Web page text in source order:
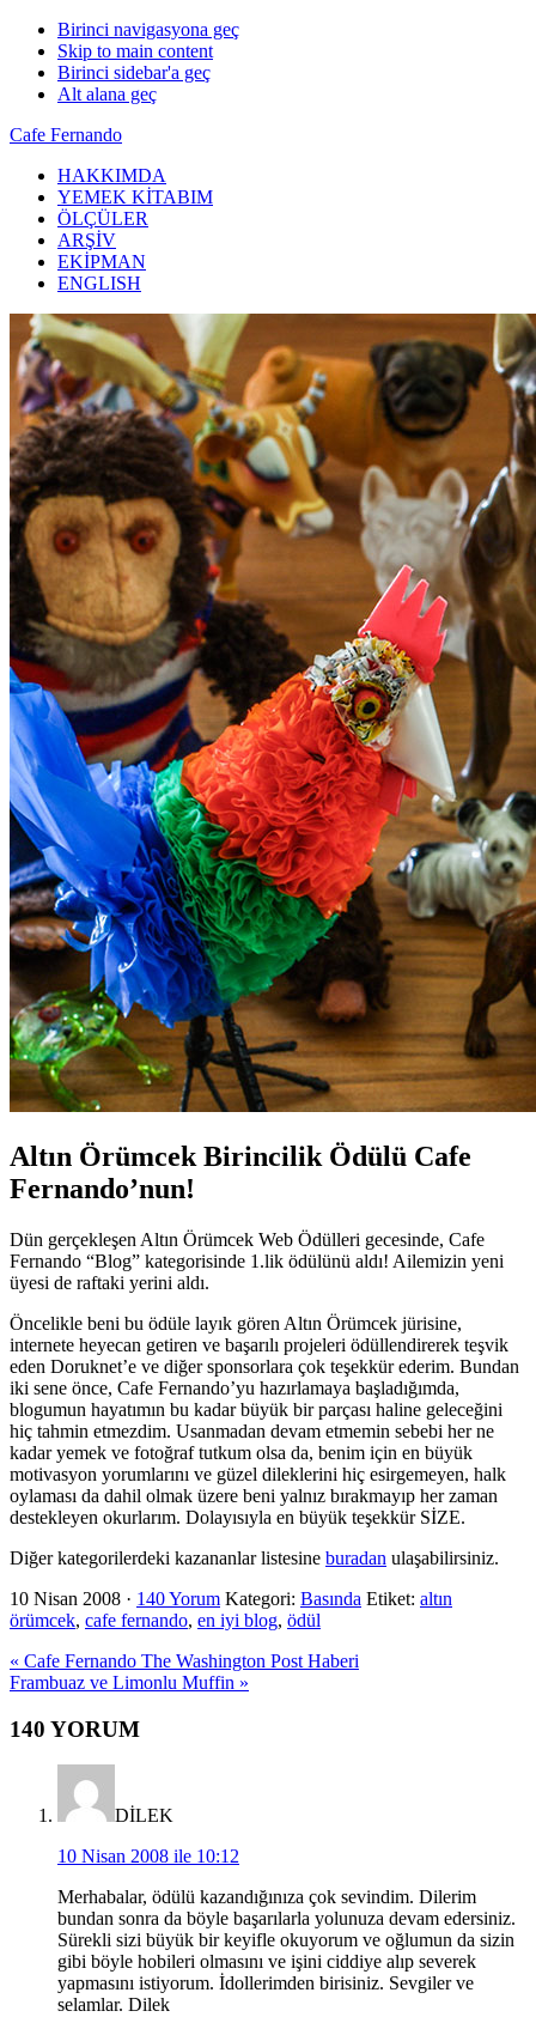
Birinci navigasyona geç
Skip to main content
Birinci sidebar'a geç
Alt alana geç
Cafe Fernando
HAKKIMDA
YEMEK KİTABIM
ÖLÇÜLER
ARŞİV
EKİPMAN
ENGLISH
Altın Örümcek Birincilik Ödülü Cafe
Fernando’nun!
Dün gerçekleşen Altın Örümcek Web Ödülleri gecesinde, Cafe
Fernando “Blog” kategorisinde 1.lik ödülünü aldı! Ailemizin yeni
üyesi de raftaki yerini aldı.
Öncelikle beni bu ödüle layık gören Altın Örümcek jürisine,
internete heyecan getiren ve başarılı projeleri ödüllendirerek teşvik
eden Doruknet’e ve diğer sponsorlara çok teşekkür ederim. Bundan
iki sene önce, Cafe Fernando’yu hazırlamaya başladığımda,
blogumun hayatımın bu kadar büyük bir parçası haline geleceğini
hiç tahmin etmezdim. Usanmadan devam etmemin sebebi her ne
kadar yemek ve fotoğraf tutkum olsa da, benim için en büyük
motivasyon yorumlarını ve güzel dileklerini hiç esirgemeyen, halk
oylaması da dahil olmak üzere beni yalnız bırakmayıp her zaman
destekleyen okurlarım. Dolayısıyla en büyük teşekkür SİZE.
Diğer kategorilerdeki kazananlar listesine buradan ulaşabilirsiniz.
10 Nisan 2008 · 140 Yorum Kategori: Basında Etiket: altın
örümcek, cafe fernando, en iyi blog, ödül
Previous
Post:
« Cafe Fernando The Washington Post Haberi
Next
Frambuaz ve Limonlu Muffin »
Etkileşimi
140 YORUM
DİLEK
10 Nisan 2008 ile 10:12
Merhabalar, ödülü kazandığınıza çok sevindim. Dilerim
bundan sonra da böyle başarılarla yolunuza devam edersiniz.
Sürekli sizi büyük bir keyifle okuyorum ve oğlumun da sizin
gibi böyle hobileri olmasını ve işini ciddiye alıp severek
yapmasını istiyorum. İdollerimden birisiniz. Sevgiler ve
selamlar. Dilek